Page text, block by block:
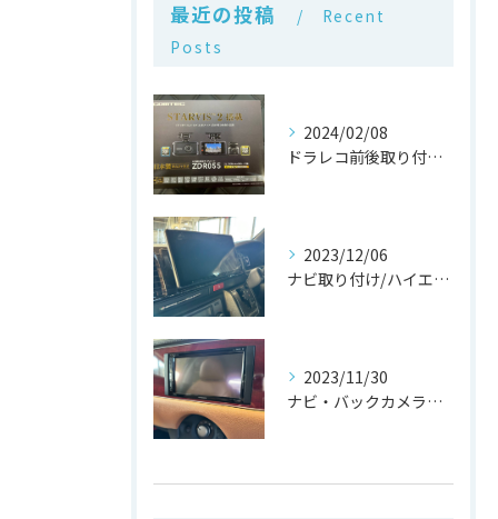
最近の投稿
Recent
Posts
2024/02/08
ドラレコ前後取り付け/愛知県/豊橋市
2023/12/06
ナビ取り付け/ハイエース/愛知県/豊橋市
2023/11/30
ナビ・バックカメラ取り付け/ビュート/愛知県/豊橋市